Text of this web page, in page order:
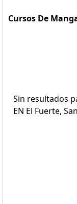
Cursos De
Sin resultados
EN El Fuerte,